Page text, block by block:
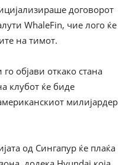
договорот
WhaleFin, чие лого ќе
на тимот.
објави откако стана
клубот ќе биде
милијардер
од Сингапур ќе плаќа